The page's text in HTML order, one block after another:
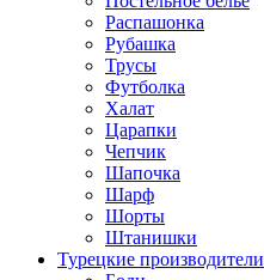
Распашонка
Рубашка
Трусы
Футболка
Халат
Царапки
Чепчик
Шапочка
Шарф
Шорты
Штанишки
Турецкие производители